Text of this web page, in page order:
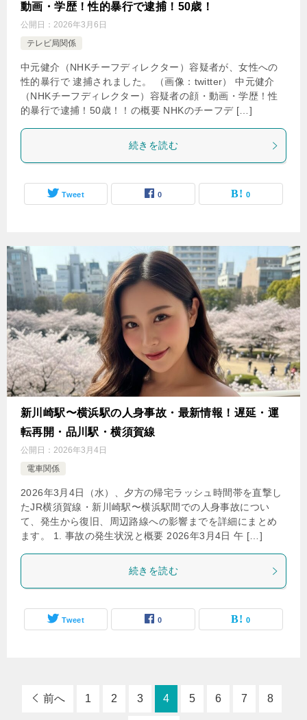
動画・学歴！性的暴行で逮捕！50歳！
公開日： 2026年3月6日
テレビ局関係
中元健介（NHKチーフディレクター）容疑者が、女性への
性的暴行で 逮捕されました。 （画像：twitter） 中元健介
（NHKチーフディレクター）容疑者の顔・動画・学歴！性
的暴行で逮捕！50歳！！の概要 NHKのチーフデ […]
続きを読む
Tweet 0 0
新川崎駅〜横浜駅の人身事故・最新情報！遅延・運
転再開・品川駅・横須賀線
公開日： 2026年3月4日
電車関係
2026年3月4日（水）、夕方の帰宅ラッシュ時間帯を直撃し
たJR横須賀線・新川崎駅〜横浜駅間での人身事故につい
て、発生から復旧、周辺路線への影響までを詳細にまとめ
ます。 1. 事故の発生状況と概要 2026年3月4日 午 […]
続きを読む
Tweet 0 0
前へ 1 2 3 4 5 6 7 8